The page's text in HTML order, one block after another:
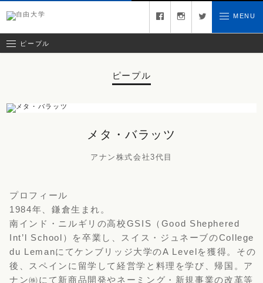
お問い合わせfacebook instagram twitter MENU
ピープル
ピープル
メタ・バラッツ
アナン株式会社3代目
プロフィール
1984年、鎌倉生まれ。
南インド・ニルギリの高校GSIS（Good Shephered
Int’l School）を卒業し、スイス・ジュネーブのCollege
du Lemanにてケンブリッジ大学のA Levelを獲得。その
後、スペインに留学して経営学と料理を学び、帰国。ア
ナン㈱にて新商品開発やネーミング・新規事業の改革等